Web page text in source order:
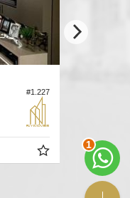
#1.227
R$
2